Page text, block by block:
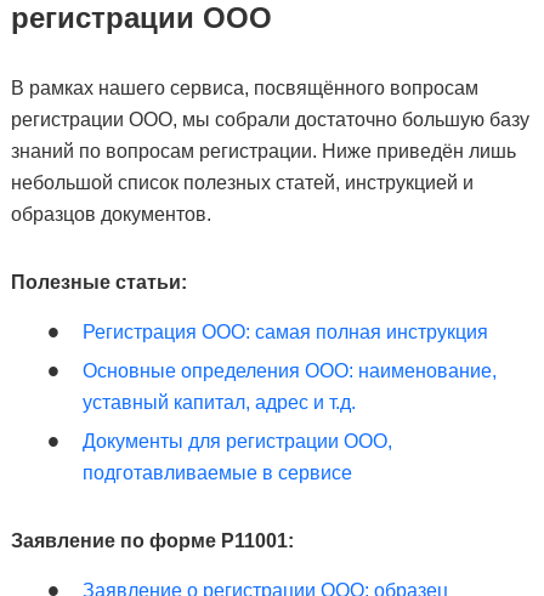
регистрации ООО
В рамках нашего сервиса, посвящённого вопросам
регистрации ООО, мы собрали достаточно большую базу
знаний по вопросам регистрации. Ниже приведён лишь
небольшой список полезных статей, инструкцией и
образцов документов.
Полезные статьи:
Регистрация ООО: самая полная инструкция
Основные определения ООО: наименование,
уставный капитал, адрес и т.д.
Документы для регистрации ООО,
подготавливаемые в сервисе
Заявление по форме Р11001:
Заявление о регистрации ООО: образец